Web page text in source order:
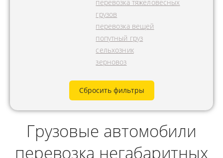
перевозка тяжеловесных
грузов
перевозка вещей
попутный груз
сельхозник
зерновоз
Сбросить фильтры
Грузовые автомобили
перевозка негабаритных